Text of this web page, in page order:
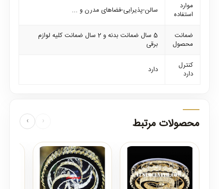
موارد
استفاده
سالن-پذیرایی-فضاهای مدرن و ...
ضمانت
محصول
5 سال ضمانت بدنه و 2 سال ضمانت کلیه لوازم
برقی
کنترل
دارد
دارد
محصولات مرتبط ‹
›